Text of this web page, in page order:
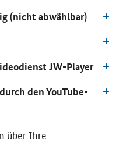
n
(nicht abwählbar)
JW-Player
den YouTube-
über Ihre